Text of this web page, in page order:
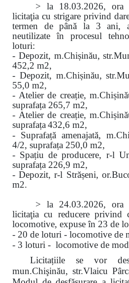
> la 18.03.2026, ora
licitaţia cu strigare privind
termen de până la 3 ani,
neutilizate în procesul
loturi:
- Depozit, m.Chișinău,
452,2 m2,
- Depozit, m.Chișinău,
55,0 m2,
- Atelier de creație,
suprafața 265,7 m2,
- Atelier de creație,
suprafața 432,6 m2,
- Suprafață amenajată,
4/2, suprafața 250,0 m2,
- Spațiu de producere, r-l
suprafața 226,9 m2,
- Depozit, r-l Strășeni,
m2.
>la 24.03.2026,
licitaţia cu reducere privind
locomotive, expuse în 23 de
- 20 de loturi - locomotive de
- 3 loturi - locomotive de
Licitațiile se vor
mun.Chişinău, str.Vlaicu